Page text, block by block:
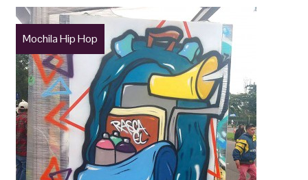
Mochila Hip Hop